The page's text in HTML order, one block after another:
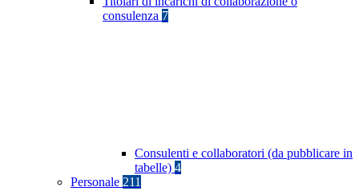
consulenza 7
Consulenti e collaboratori (da pubblicare in
tabelle) 4
Personale 211